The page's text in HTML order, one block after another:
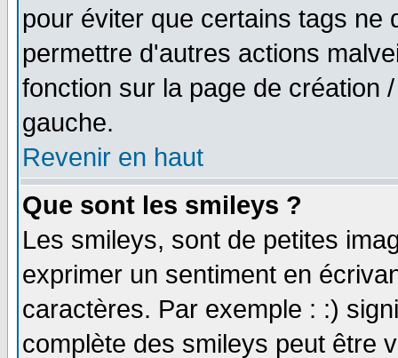
pour éviter que certains tags ne
permettre d'autres actions
fonction sur la page de création
gauche.
Revenir en haut
Que sont les smileys ?
Les smileys, sont de petites
exprimer un sentiment en
caractères. Par exemple : :)
complète des smileys peut être